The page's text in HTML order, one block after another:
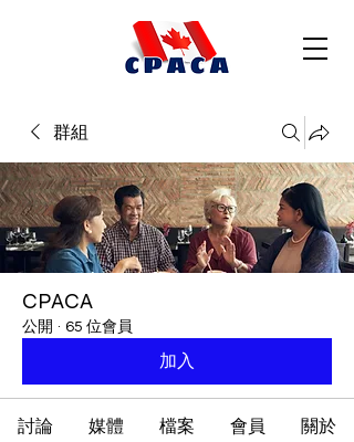
群組
CPACA
公開 · 65 位會員
加入
討論 媒體 檔案 會員 關於